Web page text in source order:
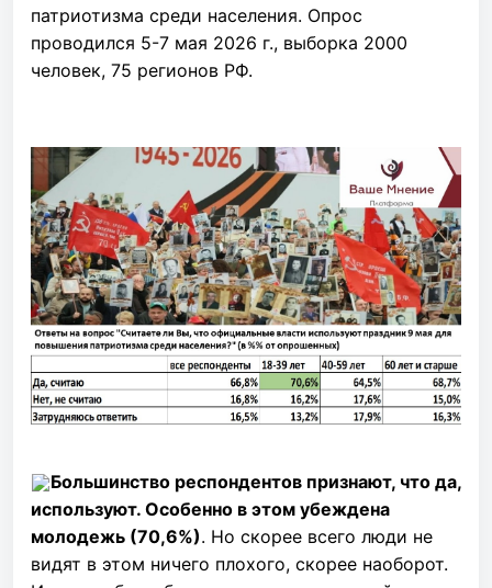
патриотизма среди населения. Опрос
проводился 5-7 мая 2026 г., выборка 2000
человек, 75 регионов РФ.
Большинство респондентов признают, что да,
используют. Особенно в этом убеждена
молодежь (70,6%). Но скорее всего люди не
видят в этом ничего плохого, скорее наоборот.